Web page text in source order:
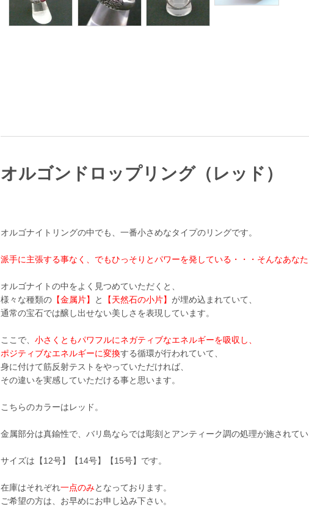
オルゴンドロップリング（レッド）
オルゴナイトリングの中でも、一番小さめなタイプのリングです。
派手に主張する事なく、でもひっそりとパワーを発している・・・そんなあな
オルゴナイトの中をよく見つめていただくと、
様々な種類の 【金属片】 と 【天然石の小片】 が埋め込まれていて、
通常の宝石では醸し出せない美しさを表現しています。
ここで、小さくともパワフルにネガティブなエネルギーを吸収し、
ポジティブなエネルギーに変換する循環が行われていて、
身に付けて筋反射テストをやっていただければ、
その違いを実感していただける事と思います。
こちらのカラーはレッド。
金属部分は真鍮性で、バリ島ならでは彫刻とアンティーク調の処理が施されて
サイズは【12号】【14号】【15号】です。
在庫はそれぞれ一点のみとなっております。
ご希望の方は、お早めにお申し込み下さい。